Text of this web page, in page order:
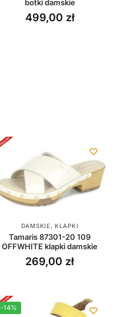
botki damskie
499,00 zł
DAMSKIE, KLAPKI
Tamaris 87301-20 109
OFFWHITE klapki damskie
269,00 zł
-14%